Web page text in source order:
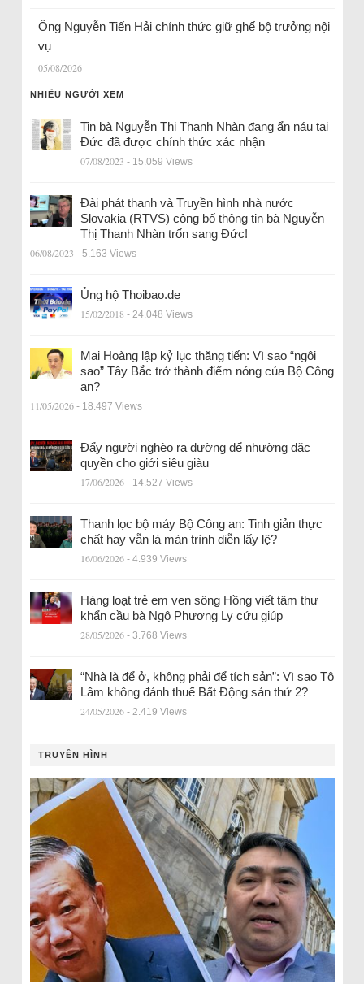
Ông Nguyễn Tiến Hải chính thức giữ ghế bộ trưởng nội
vụ
05/08/2026
NHIỀU NGƯỜI XEM
Tin bà Nguyễn Thị Thanh Nhàn đang ẩn náu tại
Đức đã được chính thức xác nhận
07/08/2023 - 15.059 Views
Đài phát thanh và Truyền hình nhà nước
Slovakia (RTVS) công bố thông tin bà Nguyễn
Thị Thanh Nhàn trốn sang Đức!
06/08/2023 - 5.163 Views
Ủng hộ Thoibao.de
15/02/2018 - 24.048 Views
Mai Hoàng lập kỷ lục thăng tiến: Vì sao “ngôi
sao” Tây Bắc trở thành điểm nóng của Bộ Công
an?
11/05/2026 - 18.497 Views
Đẩy người nghèo ra đường để nhường đặc
quyền cho giới siêu giàu
17/06/2026 - 14.527 Views
Thanh lọc bộ máy Bộ Công an: Tinh giản thực
chất hay vẫn là màn trình diễn lấy lệ?
16/06/2026 - 4.939 Views
Hàng loạt trẻ em ven sông Hồng viết tâm thư
khẩn cầu bà Ngô Phương Ly cứu giúp
28/05/2026 - 3.768 Views
“Nhà là để ở, không phải để tích sản”: Vì sao Tô
Lâm không đánh thuế Bất Động sản thứ 2?
24/05/2026 - 2.419 Views
TRUYỀN HÌNH